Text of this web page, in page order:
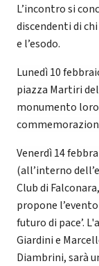
L’incontro si
discendenti di
e l’esodo.
Lunedì 10
piazza Martiri
monumento loro
Venerdì 14
(all’interno
Club di
propone
futuro di pace’.
Giardini e
Diambrini, sarà